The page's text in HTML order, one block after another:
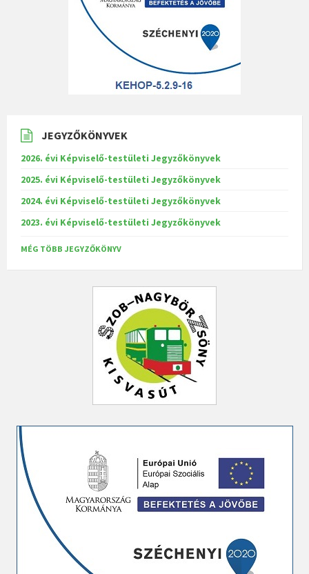
JEGYZŐKÖNYVEK
2026. évi Képviselő-testületi Jegyzőkönyvek
2025. évi Képviselő-testületi Jegyzőkönyvek
2024. évi Képviselő-testületi Jegyzőkönyvek
2023. évi Képviselő-testületi Jegyzőkönyvek
MÉG TÖBB JEGYZŐKÖNYV